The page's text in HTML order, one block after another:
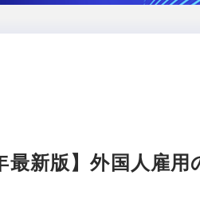
新版】外国人雇用